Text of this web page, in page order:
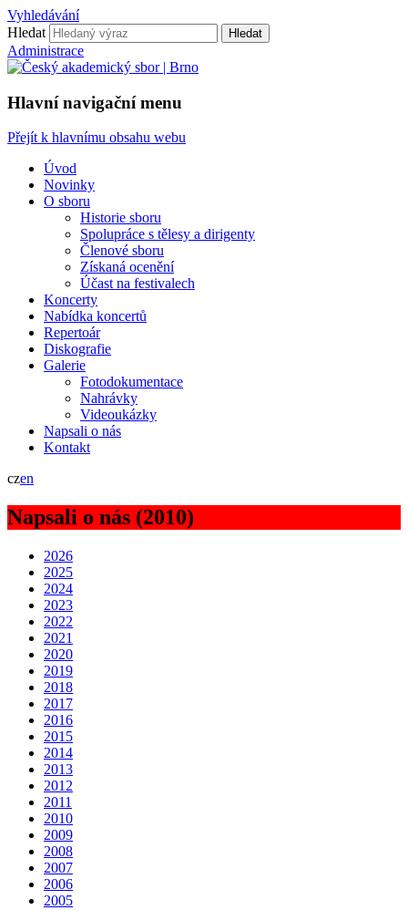
Vyhledávání
Hledat
Hledat
Administrace
Hlavní navigační menu
Přejít k hlavnímu obsahu webu
Úvod
Novinky
O sboru
Historie sboru
Spolupráce s tělesy a dirigenty
Členové sboru
Získaná ocenění
Účast na festivalech
Koncerty
Nabídka koncertů
Repertoár
Diskografie
Galerie
Fotodokumentace
Nahrávky
Videoukázky
Napsali o nás
Kontakt
czen
Napsali o nás (2010)
2026
2025
2024
2023
2022
2021
2020
2019
2018
2017
2016
2015
2014
2013
2012
2011
2010
2009
2008
2007
2006
2005